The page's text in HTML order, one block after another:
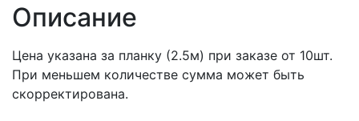
Описание
Цена указана за планку (2.5м) при заказе от 10шт.
При меньшем количестве сумма может быть
скорректирована.